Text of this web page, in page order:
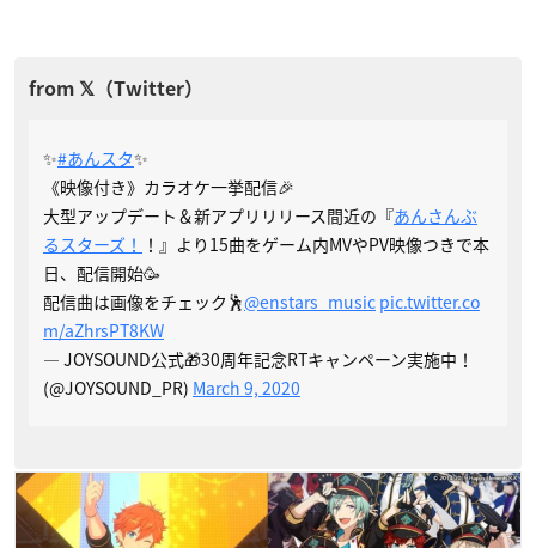
✨#あんスタ✨
《映像付き》カラオケ一挙配信🎉
大型アップデート＆新アプリリリース間近の『あんさんぶ
るスターズ！ ！』より15曲をゲーム内MVやPV映像つきで本
日、配信開始🥳
配信曲は画像をチェック🕺@enstars_music pic.twitter.co
m/aZhrsPT8KW
— JOYSOUND公式🎁30周年記念RTキャンペーン実施中！
(@JOYSOUND_PR) March 9, 2020